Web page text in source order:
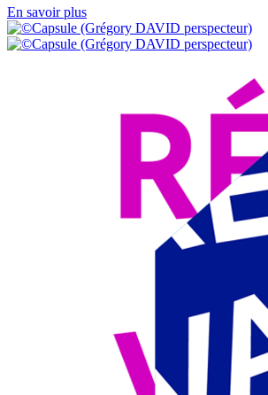
En savoir plus